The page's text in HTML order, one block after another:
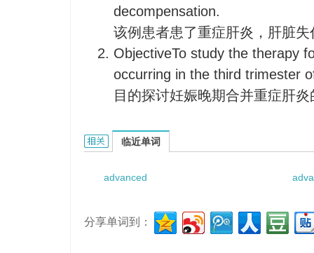
decompensation.
该例患者患了重症肝炎，肝脏失
ObjectiveTo study the therapy
occurring in the third trimester
目的探讨妊娠晚期合并重症肝
Advanced case hepatitis的相关资料：
临近单词
advanced
分享单词到：